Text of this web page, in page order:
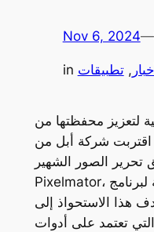
Nov 6, 2024—
in , تطبيقات
لتعزيز محفظتها من
اقتربت شركة أبل من
تحرير الصور الشهير
Pixelmator، الذي يُعد أحد البدائل القوية لبرنامج
هذا الاستحواذ إلى
تعتمد على أدوات